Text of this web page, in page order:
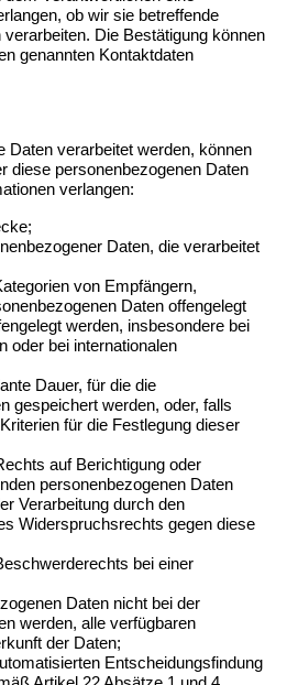
ob wir sie betreffende
Die Bestätigung können
genannten Kontaktdaten
Daten verarbeitet werden, können
diese personenbezogenen Daten
verlangen:
Daten, die verarbeitet
von Empfängern,
Daten offengelegt
werden, insbesondere bei
oder bei internationalen
Dauer, für die die
gespeichert werden, oder, falls
für die Festlegung dieser
auf Berichtigung oder
personenbezogenen Daten
Verarbeitung durch den
Widerspruchsrechts gegen diese
bei einer
Daten nicht bei der
werden, alle verfügbaren
der Daten;
Entscheidungsfindung